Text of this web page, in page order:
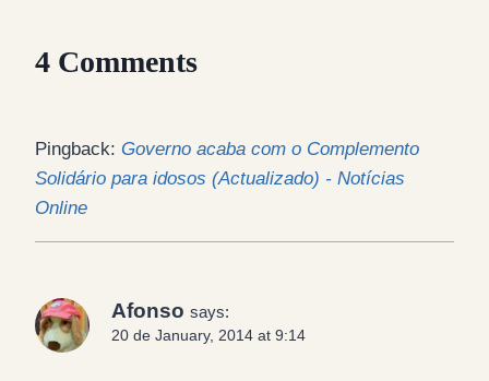
4 Comments
Pingback: Governo acaba com o Complemento
Solidário para idosos (Actualizado) - Notícias
Online
Afonso says:
20 de January, 2014 at 9:14